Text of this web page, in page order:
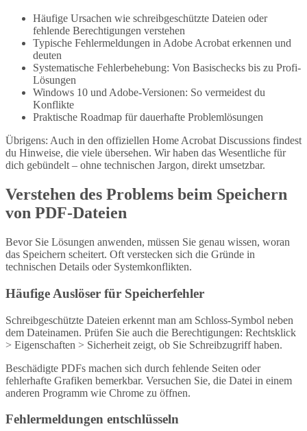
Häufige Ursachen wie schreibgeschützte Dateien oder
fehlende Berechtigungen verstehen
Typische Fehlermeldungen in Adobe Acrobat erkennen und
deuten
Systematische Fehlerbehebung: Von Basischecks bis zu Profi-
Lösungen
Windows 10 und Adobe-Versionen: So vermeidest du
Konflikte
Praktische Roadmap für dauerhafte Problemlösungen
Übrigens: Auch in den offiziellen Home Acrobat Discussions findest
du Hinweise, die viele übersehen. Wir haben das Wesentliche für
dich gebündelt – ohne technischen Jargon, direkt umsetzbar.
Verstehen des Problems beim Speichern
von PDF-Dateien
Bevor Sie Lösungen anwenden, müssen Sie genau wissen, woran
das Speichern scheitert. Oft verstecken sich die Gründe in
technischen Details oder Systemkonflikten.
Häufige Auslöser für Speicherfehler
Schreibgeschützte Dateien erkennt man am Schloss-Symbol neben
dem Dateinamen. Prüfen Sie auch die Berechtigungen: Rechtsklick
> Eigenschaften > Sicherheit zeigt, ob Sie Schreibzugriff haben.
Beschädigte PDFs machen sich durch fehlende Seiten oder
fehlerhafte Grafiken bemerkbar. Versuchen Sie, die Datei in einem
anderen Programm wie Chrome zu öffnen.
Fehlermeldungen entschlüsseln